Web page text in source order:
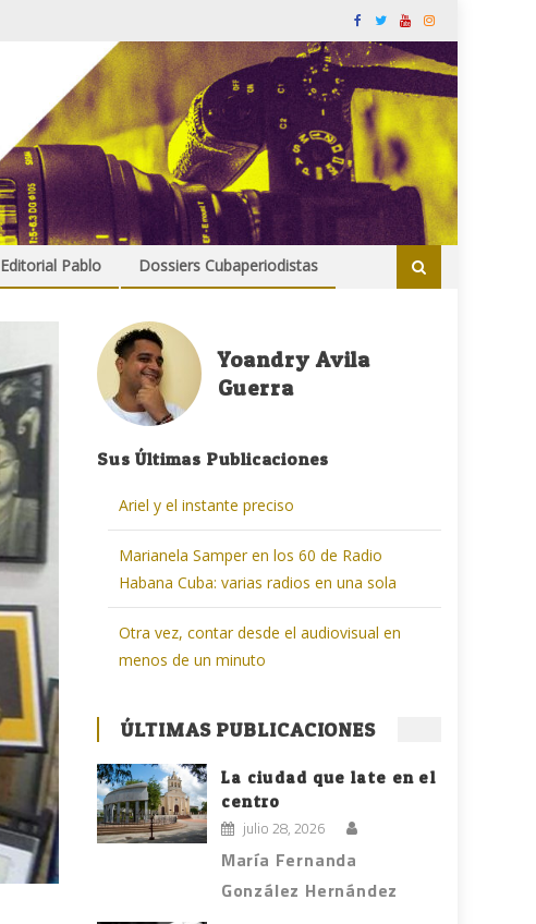
Editorial Pablo Dossiers Cubaperiodistas
Yoandry Avila
Guerra
Sus Últimas Publicaciones
Ariel y el instante preciso
Marianela Samper en los 60 de Radio
Habana Cuba: varias radios en una sola
Otra vez, contar desde el audiovisual en
menos de un minuto
ÚLTIMAS PUBLICACIONES
La ciudad que late en el
centro
julio 28, 2026
María Fernanda
González Hernández